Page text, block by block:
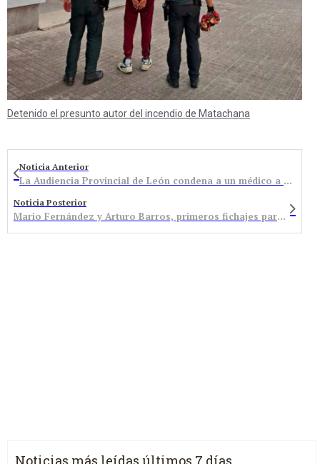
Detenido el presunto autor del incendio de Matachana
Noticia Anterior
La Audiencia Provincial de León condena a un médico a 7 años y 4 meses de prisión por un delito de agresión sexual con prevalimiento a una paciente
Noticia Posterior
Mario Fernández y Arturo Barros, primeros fichajes para el 2024 del Maglia Tecnosylva Bembibre
Noticias más leídas últimos 7 días